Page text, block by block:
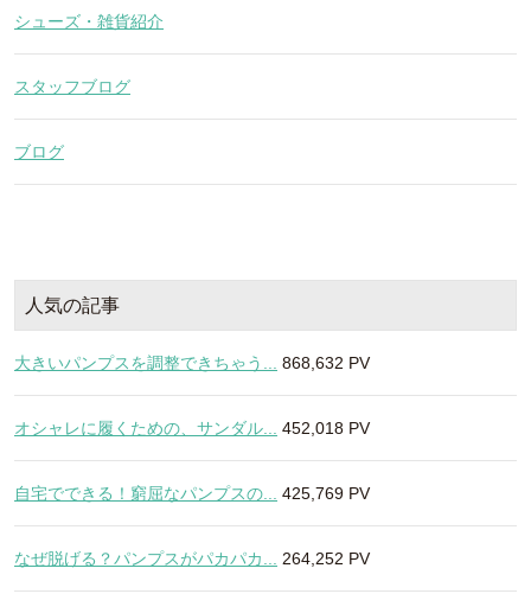
シューズ・雑貨紹介
スタッフブログ
ブログ
人気の記事
大きいパンプスを調整できちゃう... 868,632 PV
オシャレに履くための、サンダル... 452,018 PV
自宅でできる！窮屈なパンプスの... 425,769 PV
なぜ脱げる？パンプスがパカパカ... 264,252 PV